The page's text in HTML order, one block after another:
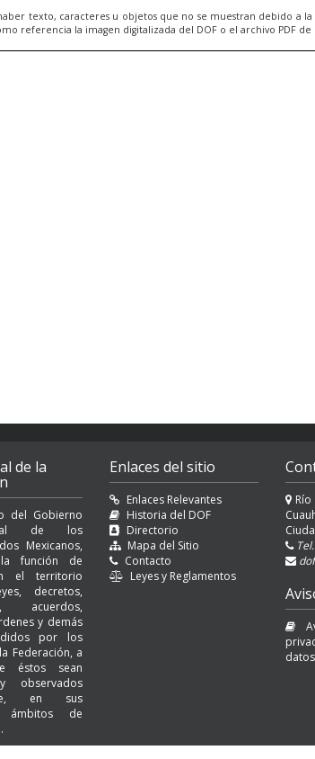
texto, caracteres u objetos que no se muestran debido a la
referencia la imagen digitalizada del DOF o el archivo PDF de
de la
del Gobierno
de los
Mexicanos,
función de
el territorio
decretos,
acuerdos,
y demás
por los
Federación, a
éstos sean
observados
en sus
ámbitos de
Enlaces del sitio
Enlaces Relevantes
Historia del DOF
Directorio
Mapa del Sitio
Contacto
Leyes y Reglamentos